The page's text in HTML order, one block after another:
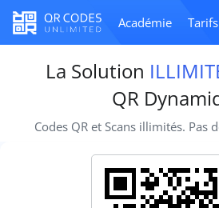
Académie Tarifs
La Solution
QR
Codes QR et Scans illimités. Pas